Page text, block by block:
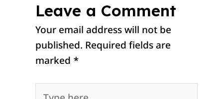
Leave a Comment
Your email address will not be
published. Required fields are
marked *